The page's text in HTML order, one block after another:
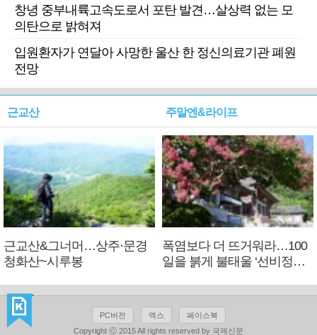
창녕 중부내륙고속도로서 포탄 발견…살상력 없는 모
의탄으로 밝혀져
입원환자가 연달아 사망한 울산 한 정신의료기관 폐원
전망
근교산
근교산&그너머…상주·문경
청화산~시루봉
주말엔&라이프
폭염보다 더 뜨거워라…100
일을 붉게 불태울 ‘선비정신’
PC버전 엑스
페이스북
Copyright ⓒ 2015 All rights reserved by 국제신문